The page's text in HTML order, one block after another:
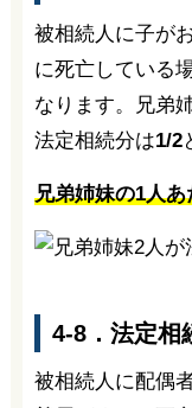
被相続人に子が
に死亡している
なります。兄弟
法定相続分は1/2
兄弟姉妹の1人
4-8．法定相
被相続人に配偶